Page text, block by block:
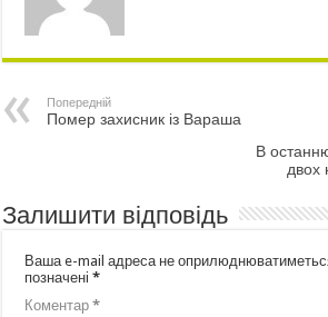
Попередній
Помер захисник із Вараша
В
двох
Залишити відповідь
Ваша e-mail адреса не
позначені*
Коментар*